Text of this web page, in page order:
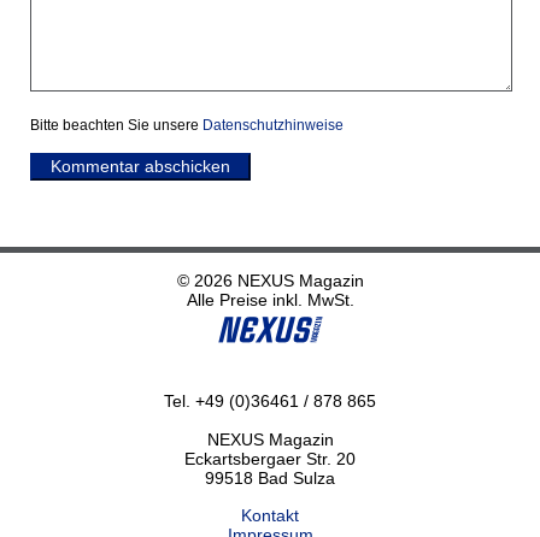
Bitte beachten Sie unsere Datenschutzhinweise
Kommentar abschicken
© 2026 NEXUS Magazin
Alle Preise inkl. MwSt.
Tel. +49 (0)36461 / 878 865
NEXUS Magazin
Eckartsbergaer Str. 20
99518 Bad Sulza
Kontakt